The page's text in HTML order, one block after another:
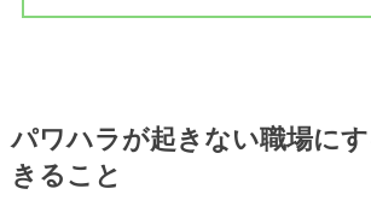
パワハラが起きない職場に
きること